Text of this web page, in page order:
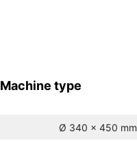
Machine type
Ø 340 x 450 mm